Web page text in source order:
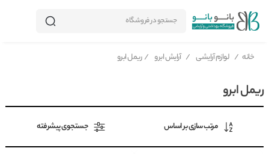
جستجو در فروشگاه
خانه / لوازم آرایشی / آرایش ابرو / ریمل ابرو
ریمل ابرو
مرتب سازی بر اساس جستجوی پیشرفته